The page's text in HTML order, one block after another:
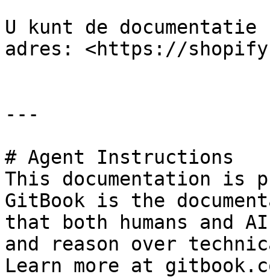
U kunt de
adres: <https://
---
# Agent Instructions
This documentation is
GitBook is the
that both humans and
and reason over
Learn more at